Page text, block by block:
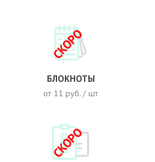
от 11 руб. / шт
БЛОКНОТЫ
СКОРО
СКОРО